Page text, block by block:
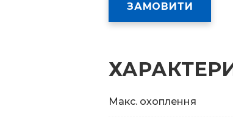
ЗАМОВИТИ
Макс. охоплення